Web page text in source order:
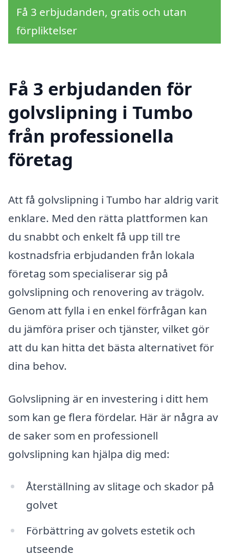
Få 3 erbjudanden, gratis och utan
förpliktelser
Få 3 erbjudanden för
golvslipning i Tumbo
från professionella
företag
Att få golvslipning i Tumbo har aldrig varit
enklare. Med den rätta plattformen kan
du snabbt och enkelt få upp till tre
kostnadsfria erbjudanden från lokala
företag som specialiserar sig på
golvslipning och renovering av trägolv.
Genom att fylla i en enkel förfrågan kan
du jämföra priser och tjänster, vilket gör
att du kan hitta det bästa alternativet för
dina behov.
Golvslipning är en investering i ditt hem
som kan ge flera fördelar. Här är några av
de saker som en professionell
golvslipning kan hjälpa dig med:
Återställning av slitage och skador på
golvet
Förbättring av golvets estetik och
utseende